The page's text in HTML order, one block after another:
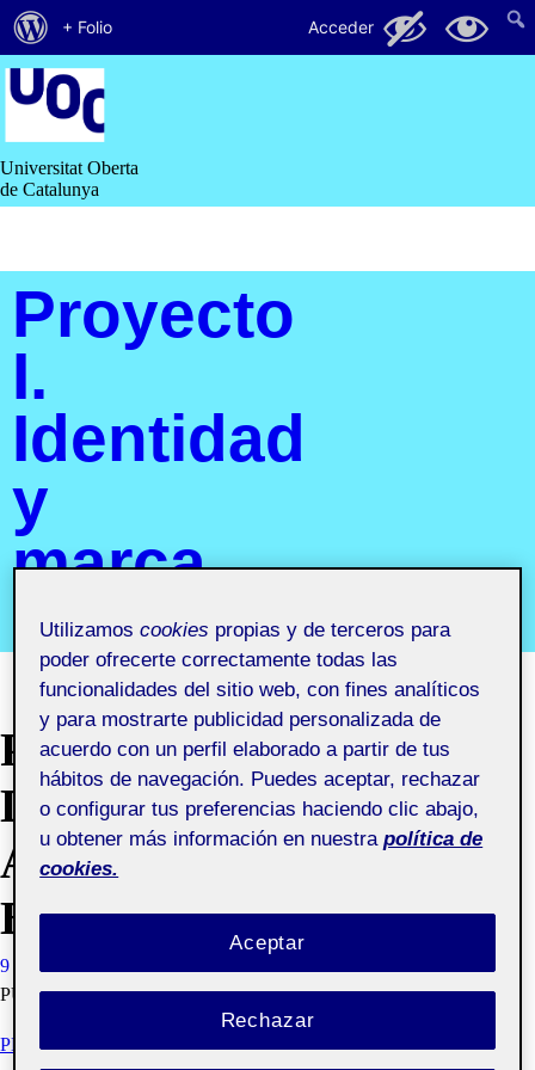
Saltar
contenido
Universitat Oberta
de Catalunya
Proyecto
I.
Identidad
y
marca
Segundo semestre 2019-2020. Aula 2
PEC3.3 DESARROLLO
DE LAS
APLICACIONES
BÁSICAS
9 JUNIO, 2020
PÚBLICA
PEC 3.3. DESARROLLO DE LAS APLICACIONES BÁSICAS
Acerca
de
WordPress
+ Folio Acceder 44 38
Utilizamoscookies propias y de terceros para
poder ofrecerte correctamente todas las
funcionalidades del sitio web, con fines analíticos
y para mostrarte publicidad personalizada de
acuerdo con un perfil elaborado a partir de tus
hábitos de navegación. Puedes aceptar, rechazar
o configurar tus preferencias haciendo clic abajo,
u obtener más información en nuestra política de
cookies.
Rechazar
Aceptar